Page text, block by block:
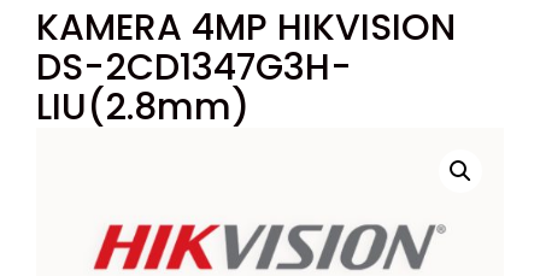
KAMERA 4MP HIKVISION
DS-2CD1347G3H-
LIU(2.8mm)